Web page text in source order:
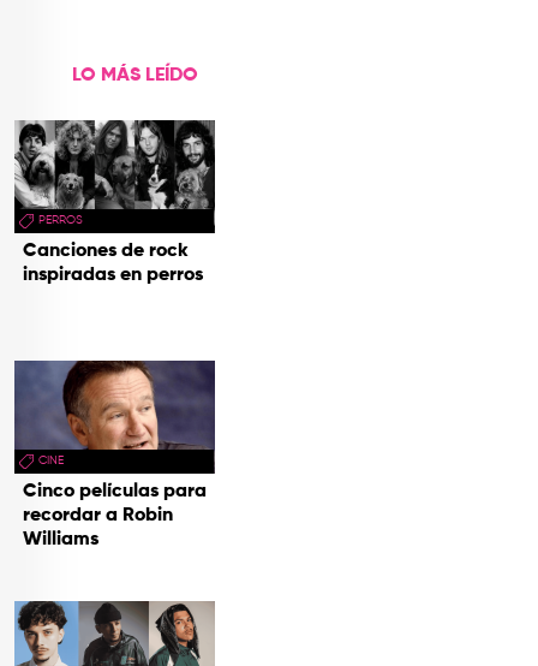
LO MÁS LEÍDO
PERROS
Canciones de rock
inspiradas en perros
CINE
Cinco películas para
recordar a Robin
Williams